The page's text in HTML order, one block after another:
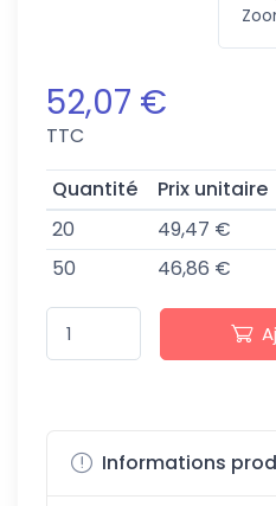
52,07 €
TTC
Quantité
Prix unitaire
20
49,47 €
50
46,86 €
Informations